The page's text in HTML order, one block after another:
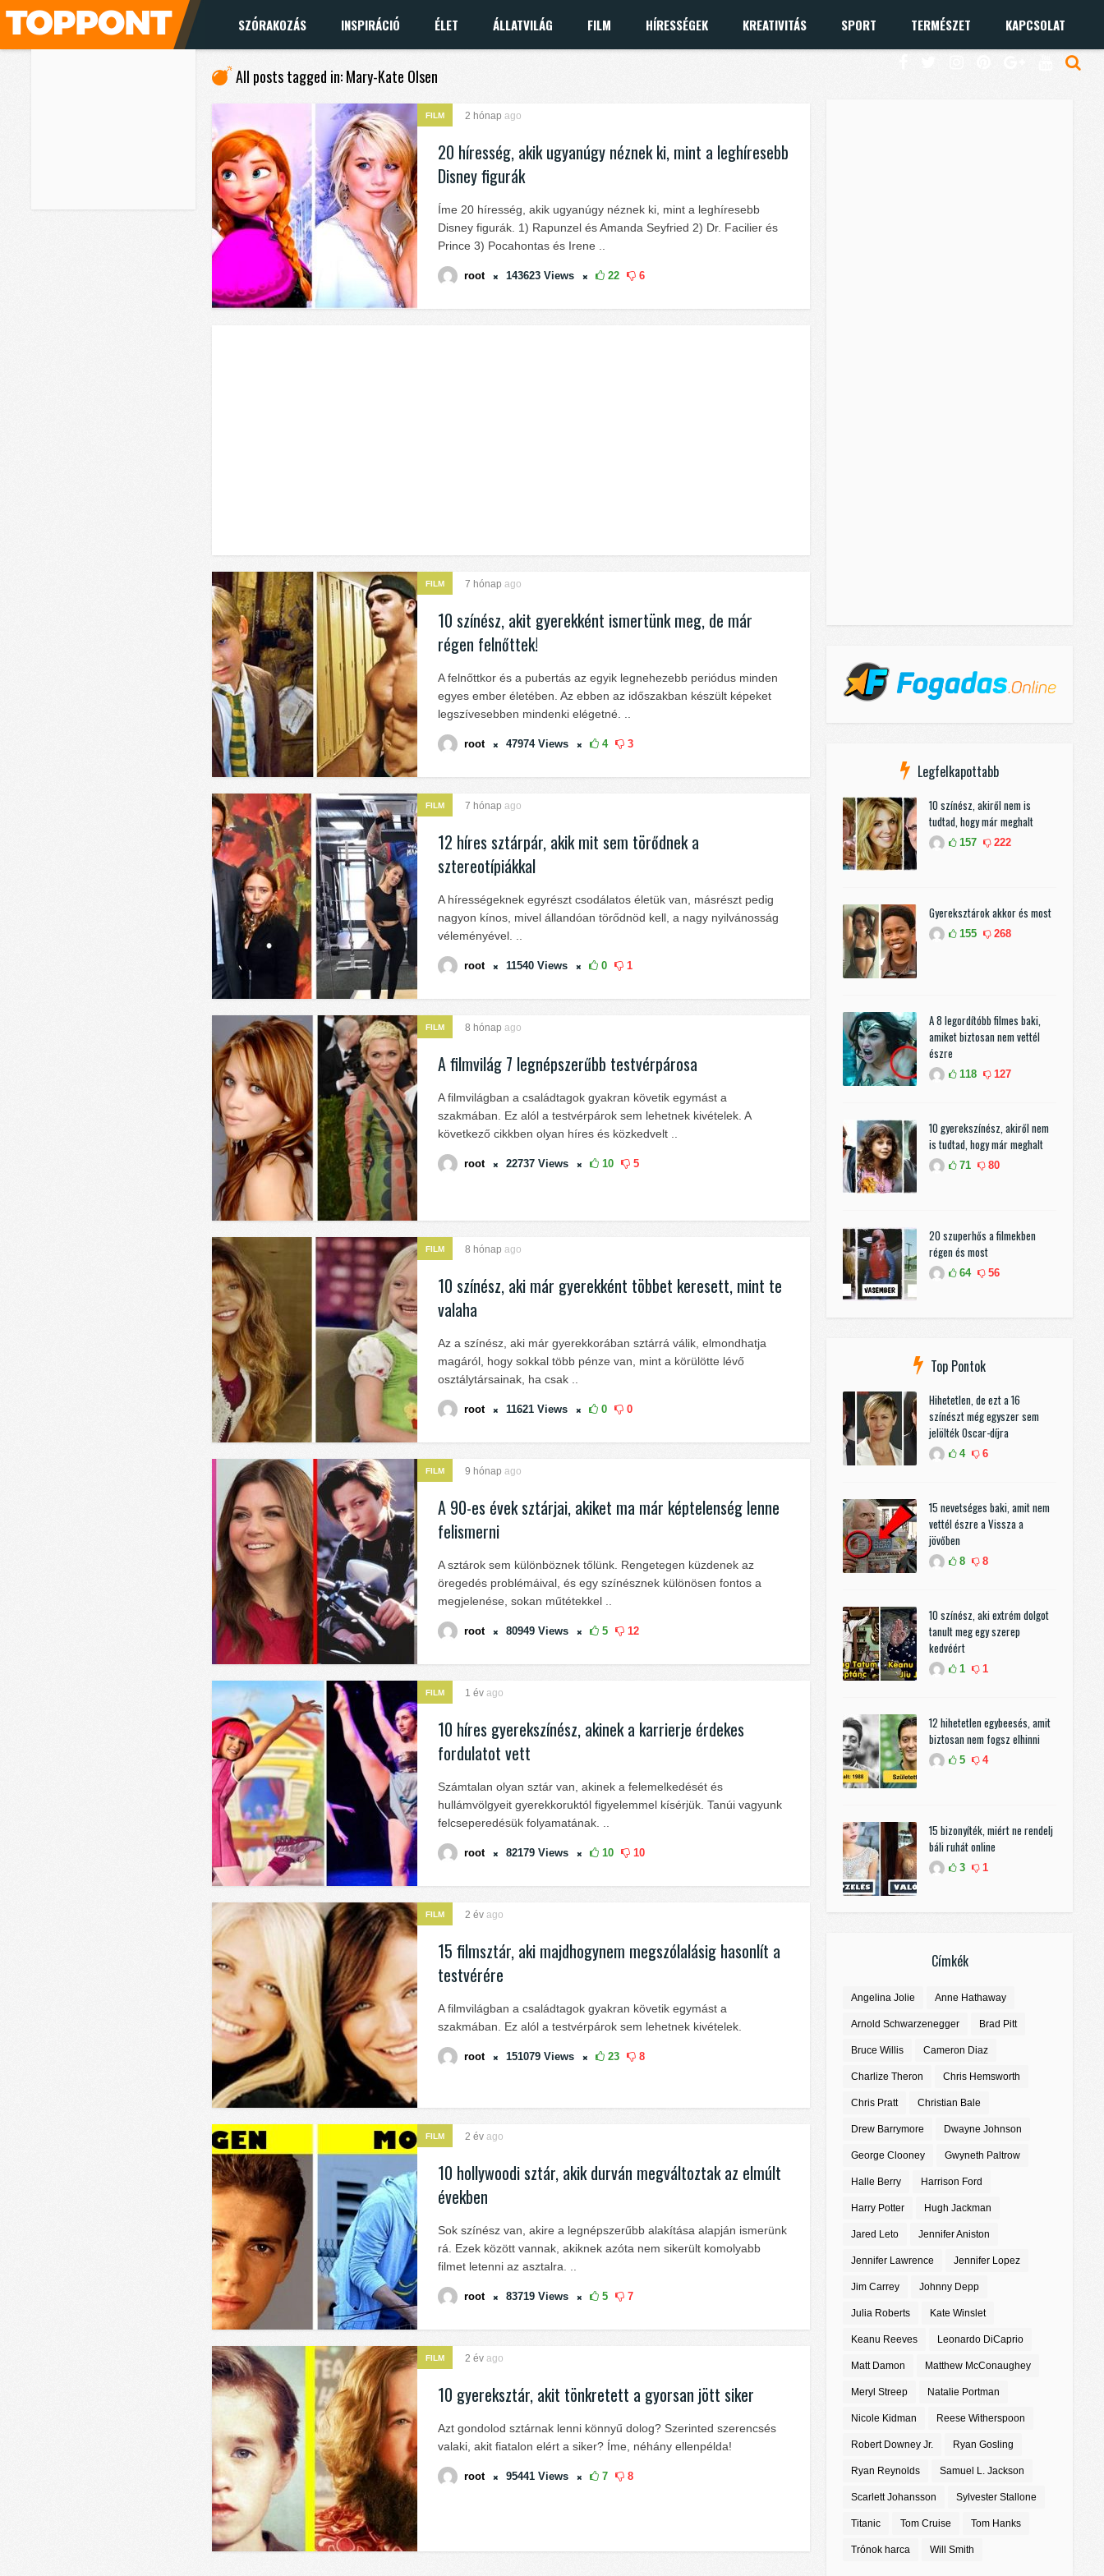
SZÓRAKOZÁS INSPIRÁCIÓ ÉLET ÁLLATVILÁG FILM HÍRESSÉGEK KREATIVITÁS SPORT TERMÉSZET KAPCSOLAT
All posts tagged in: Mary-Kate Olsen
FILM 2 hónap ago
20 híresség, akik ugyanúgy néznek ki, mint a leghíresebb
Disney figurák
Íme 20 híresség, akik ugyanúgy néznek ki, mint a leghíresebb
Disney figurák. 1) Rapunzel és Amanda Seyfried 2) Dr. Facilier és
Prince 3) Pocahontas és Irene ..
root 143623 Views 22 6
FILM 7 hónap ago
10 színész, akit gyerekként ismertünk meg, de már
régen felnőttek!
A felnőttkor és a pubertás az egyik legnehezebb periódus minden
egyes ember életében. Az ebben az időszakban készült képeket
legszívesebben mindenki elégetné. ..
root 47974 Views 4 3
FILM 7 hónap ago
12 híres sztárpár, akik mit sem törődnek a
sztereotípiákkal
A hírességeknek egyrészt csodálatos életük van, másrészt pedig
nagyon kínos, mivel állandóan törődnöd kell, a nagy nyilvánosság
véleményével. ..
root 11540 Views 0 1
FILM 8 hónap ago
A filmvilág 7 legnépszerűbb testvérpárosa
A filmvilágban a családtagok gyakran követik egymást a
szakmában. Ez alól a testvérpárok sem lehetnek kivételek. A
következő cikkben olyan híres és közkedvelt ..
root 22737 Views 10 5
FILM 8 hónap ago
10 színész, aki már gyerekként többet keresett, mint te
valaha
Az a színész, aki már gyerekkorában sztárrá válik, elmondhatja
magáról, hogy sokkal több pénze van, mint a körülötte lévő
osztálytársainak, ha csak ..
root 11621 Views 0 0
FILM 9 hónap ago
A 90-es évek sztárjai, akiket ma már képtelenség lenne
felismerni
A sztárok sem különböznek tőlünk. Rengetegen küzdenek az
öregedés problémáival, és egy színésznek különösen fontos a
megjelenése, sokan műtétekkel ..
root 80949 Views 5 12
FILM 1 év ago
10 híres gyerekszínész, akinek a karrierje érdekes
fordulatot vett
Számtalan olyan sztár van, akinek a felemelkedését és
hullámvölgyeit gyerekkoruktól figyelemmel kísérjük. Tanúi vagyunk
felcseperedésük folyamatának. ..
root 82179 Views 10 10
FILM 2 év ago
15 filmsztár, aki majdhogynem megszólalásig hasonlít a
testvérére
A filmvilágban a családtagok gyakran követik egymást a
szakmában. Ez alól a testvérpárok sem lehetnek kivételek.
root 151079 Views 23 8
FILM 2 év ago
10 hollywoodi sztár, akik durván megváltoztak az elmúlt
években
Sok színész van, akire a legnépszerűbb alakítása alapján ismerünk
rá. Ezek között vannak, akiknek azóta nem sikerült komolyabb
filmet letenni az asztalra. ..
root 83719 Views 5 7
FILM 2 év ago
10 gyereksztár, akit tönkretett a gyorsan jött siker
Azt gondolod sztárnak lenni könnyű dolog? Szerinted szerencsés
valaki, akit fiatalon elért a siker? Íme, néhány ellenpélda!
root 95441 Views 7 8
Legfelkapottabb
10 színész, akiről nem is
tudtad, hogy már meghalt
157 222
Gyereksztárok akkor és most
155 268
A 8 legordítóbb filmes baki,
amiket biztosan nem vettél
észre
118 127
10 gyerekszínész, akiről nem
is tudtad, hogy már meghalt
71 80
20 szuperhős a filmekben
régen és most
64 56
Top Pontok
Hihetetlen, de ezt a 16
színészt még egyszer sem
jelölték Oscar-díjra
4 6
15 nevetséges baki, amit nem
vettél észre a Vissza a
jövőben
8 8
10 színész, aki extrém dolgot
tanult meg egy szerep
kedvéért
1 1
12 hihetetlen egybeesés, amit
biztosan nem fogsz elhinni
5 4
15 bizonyíték, miért ne rendelj
báli ruhát online
3 1
Címkék
Angelina Jolie Anne Hathaway
Arnold Schwarzenegger Brad Pitt
Bruce Willis Cameron Diaz
Charlize Theron Chris Hemsworth
Chris Pratt Christian Bale
Drew Barrymore Dwayne Johnson
George Clooney Gwyneth Paltrow
Halle Berry Harrison Ford
Harry Potter Hugh Jackman
Jared Leto Jennifer Aniston
Jennifer Lawrence Jennifer Lopez
Jim Carrey Johnny Depp
Julia Roberts Kate Winslet
Keanu Reeves Leonardo DiCaprio
Matt Damon Matthew McConaughey
Meryl Streep Natalie Portman
Nicole Kidman Reese Witherspoon
Robert Downey Jr. Ryan Gosling
Ryan Reynolds Samuel L. Jackson
Scarlett Johansson Sylvester Stallone
Titanic Tom Cruise Tom Hanks
Trónok harca Will Smith